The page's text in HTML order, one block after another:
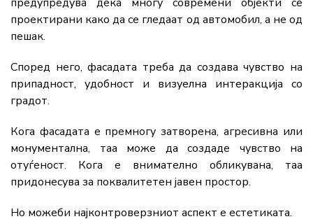
проектирани како да се гледаат од автомобил, а не од
пешак.
Според него, фасадата треба да создава чувство на
припадност, удобност и визуелна интеракција со
градот.
Кога фасадата е премногу затворена, агресивна или
монументална, таа може да создаде чувство на
отуѓеност. Кога е внимателно обликувана, таа
придонесува за поквалитетен јавен простор.
Но можеби најконтроверзниот аспект е естетиката.